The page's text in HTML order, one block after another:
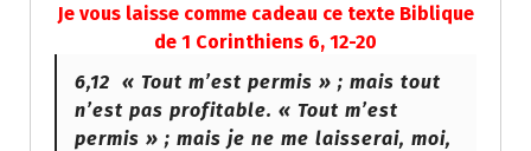
Je vous laisse comme cadeau ce texte Biblique
de 1 Corinthiens 6, 12-20
6,12 « Tout m’est permis » ; mais tout
n’est pas profitable. « Tout m’est
permis » ; mais je ne me laisserai, moi,